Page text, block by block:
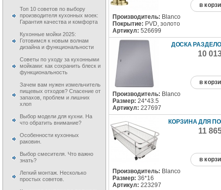
в
Производитель: Blanco
Покрытие: PVD, золото
Артикул: 526699
ДОСКА
10
в
Производитель: Blanco
Размер: 24*43.5
Артикул: 227697
КОРЗИНА ДЛЯ
11
в
Производитель: Blanco
Размер: 36*16
Артикул: 223297
Топ 10 советов по выбору
производителя кухонных моек:
Гарантия качества и комфорта
Кухонные мойки 2025:
Готовимся к новым волнам
дизайна и функциональности
Советы по уходу за кухонными
мойками: как сохранить блеск и
функциональность
Зачем вам нужен измельчитель
пищевых отходов? Спасение от
запахов, проблем и лишних
хлоп
Выбор модели для кухни. На
что обратить внимание?
Особенности кухонных
раковин.
Выбор смесителя. Что важно
знать?
Легкий монтаж. Несколько
простых советов.